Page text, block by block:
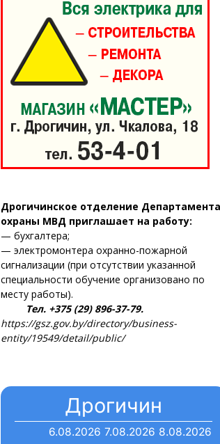
Дрогичинское отделение Департамента
охраны МВД приглашает на работу:
— бухгалтера;
— электромонтера охранно-пожарной
сигнализации (при отсутствии указанной
специальности обучение организовано по
месту работы).
Тел. +375 (29) 896-37-79.
https://gsz.gov.by/directory/business-
entity/19549/detail/public/
Дрогичин
6.08.2026 7.08.2026 8.08.2026